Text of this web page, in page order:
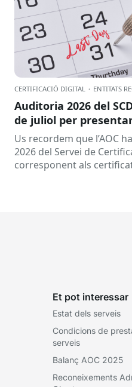
CERTIFICACIÓ DIGITAL · ENTITATS
Auditoria 2026 del
de juliol per
Us recordem que l’AOC
2026 del Servei de
corresponent als
Et pot interessar
Estat dels serveis
Condicions de
serveis
Balanç AOC 2025
Reconeixements